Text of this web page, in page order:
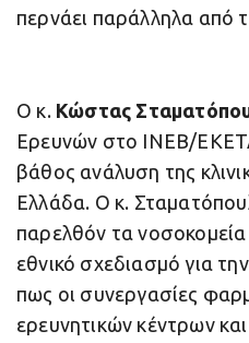
περνάει παράλληλα από
Ο κ. Κώστας
Ερευνών στο ΙΝΕΒ/
βάθος ανάλυση της
Ελλάδα. Ο κ.
παρελθόν τα
εθνικό σχεδιασμό για
πως οι συνεργασίες
ερευνητικών κέντρων